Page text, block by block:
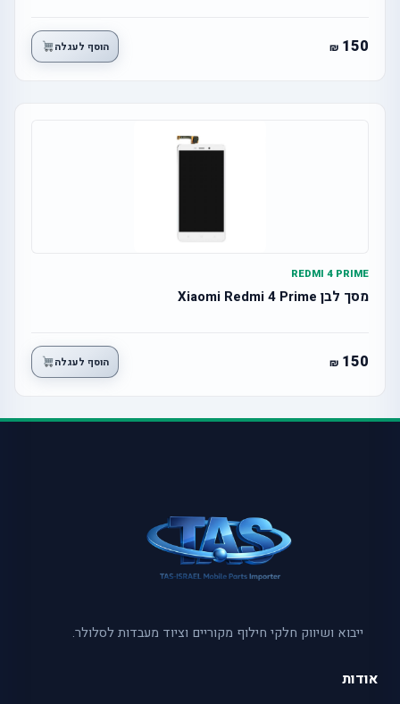
150 הוסף לעגלה
REDMI 4 PRIME
מסך לבן Xiaomi Redmi 4 Prime
150 הוסף לעגלה
ייבוא ושיווק חלקי חילוף מקוריים וציוד מעבדות לסלולר.
אודות